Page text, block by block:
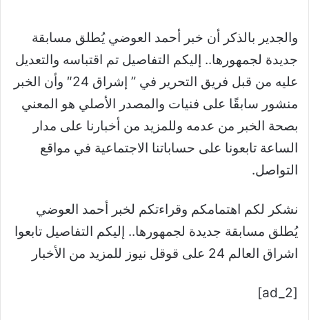
والجدير بالذكر أن خبر أحمد العوضي يُطلق مسابقة
جديدة لجمهورها.. إليكم التفاصيل تم اقتباسه والتعديل
عليه من قبل فريق التحرير في ” إشراق 24″ وأن الخبر
منشور سابقًا على فنيات والمصدر الأصلي هو المعني
بصحة الخبر من عدمه وللمزيد من أخبارنا على مدار
الساعة تابعونا على حساباتنا الاجتماعية في مواقع
التواصل.
نشكر لكم اهتمامكم وقراءتكم لخبر أحمد العوضي
يُطلق مسابقة جديدة لجمهورها.. إليكم التفاصيل تابعوا
اشراق العالم 24 على قوقل نيوز للمزيد من الأخبار
[ad_2]